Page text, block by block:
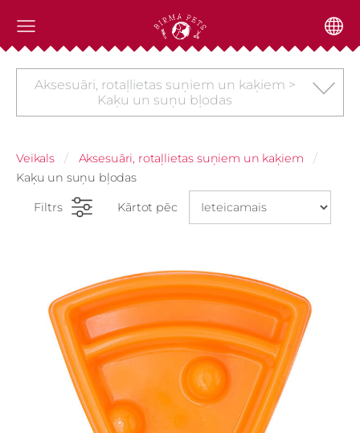
Aksesuāri, rotaļlietas suņiem un kaķiem >
Kaķu un suņu bļodas
Veikals
Aksesuāri, rotaļlietas suņiem un kaķiem
Kaķu un suņu bļodas
Filtrs Kārtot pēc